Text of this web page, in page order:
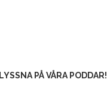
LYSSNA PÅ VÅRA PODDAR!